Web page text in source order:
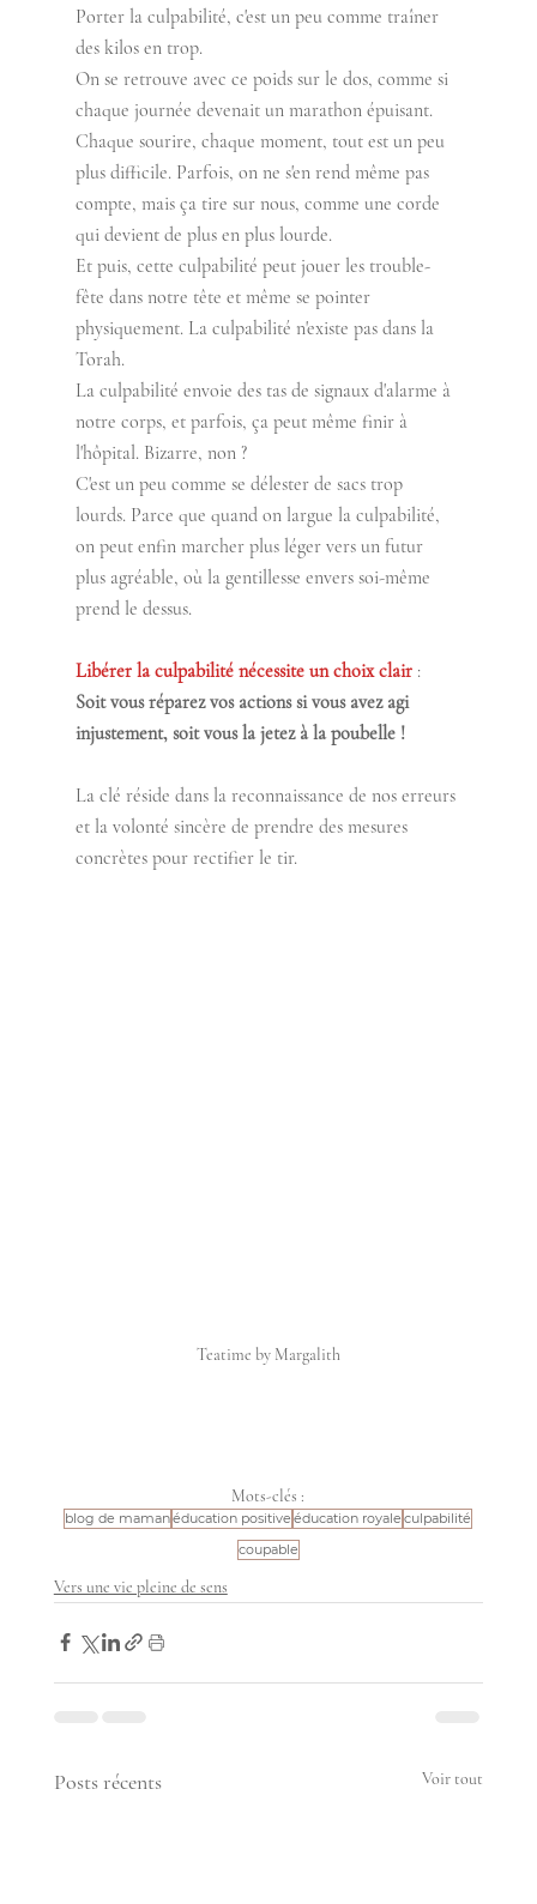
Porter la culpabilité, c'est un peu comme traîner
des kilos en trop.
On se retrouve avec ce poids sur le dos, comme si
chaque journée devenait un marathon épuisant.
Chaque sourire, chaque moment, tout est un peu
plus difficile. Parfois, on ne s'en rend même pas
compte, mais ça tire sur nous, comme une corde
qui devient de plus en plus lourde.
Et puis, cette culpabilité peut jouer les trouble-
fête dans notre tête et même se pointer
physiquement. La culpabilité n'existe pas dans la
Torah.
La culpabilité envoie des tas de signaux d'alarme à
notre corps, et parfois, ça peut même finir à
l'hôpital. Bizarre, non ?
C'est un peu comme se délester de sacs trop
lourds. Parce que quand on largue la culpabilité,
on peut enfin marcher plus léger vers un futur
plus agréable, où la gentillesse envers soi-même
prend le dessus.
Libérer la culpabilité nécessite un choix clair :
Soit vous réparez vos actions si vous avez agi
injustement, soit vous la jetez à la poubelle !
La clé réside dans la reconnaissance de nos erreurs
et la volonté sincère de prendre des mesures
concrètes pour rectifier le tir.
Teatime by Margalith
Mots-clés :
blog de mamanéducation positive éducation royale culpabilité
coupable
Vers une vie pleine de sens
Posts récents Voir tout